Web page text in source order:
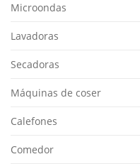
Microondas
Lavadoras
Secadoras
Máquinas de coser
Calefones
Comedor